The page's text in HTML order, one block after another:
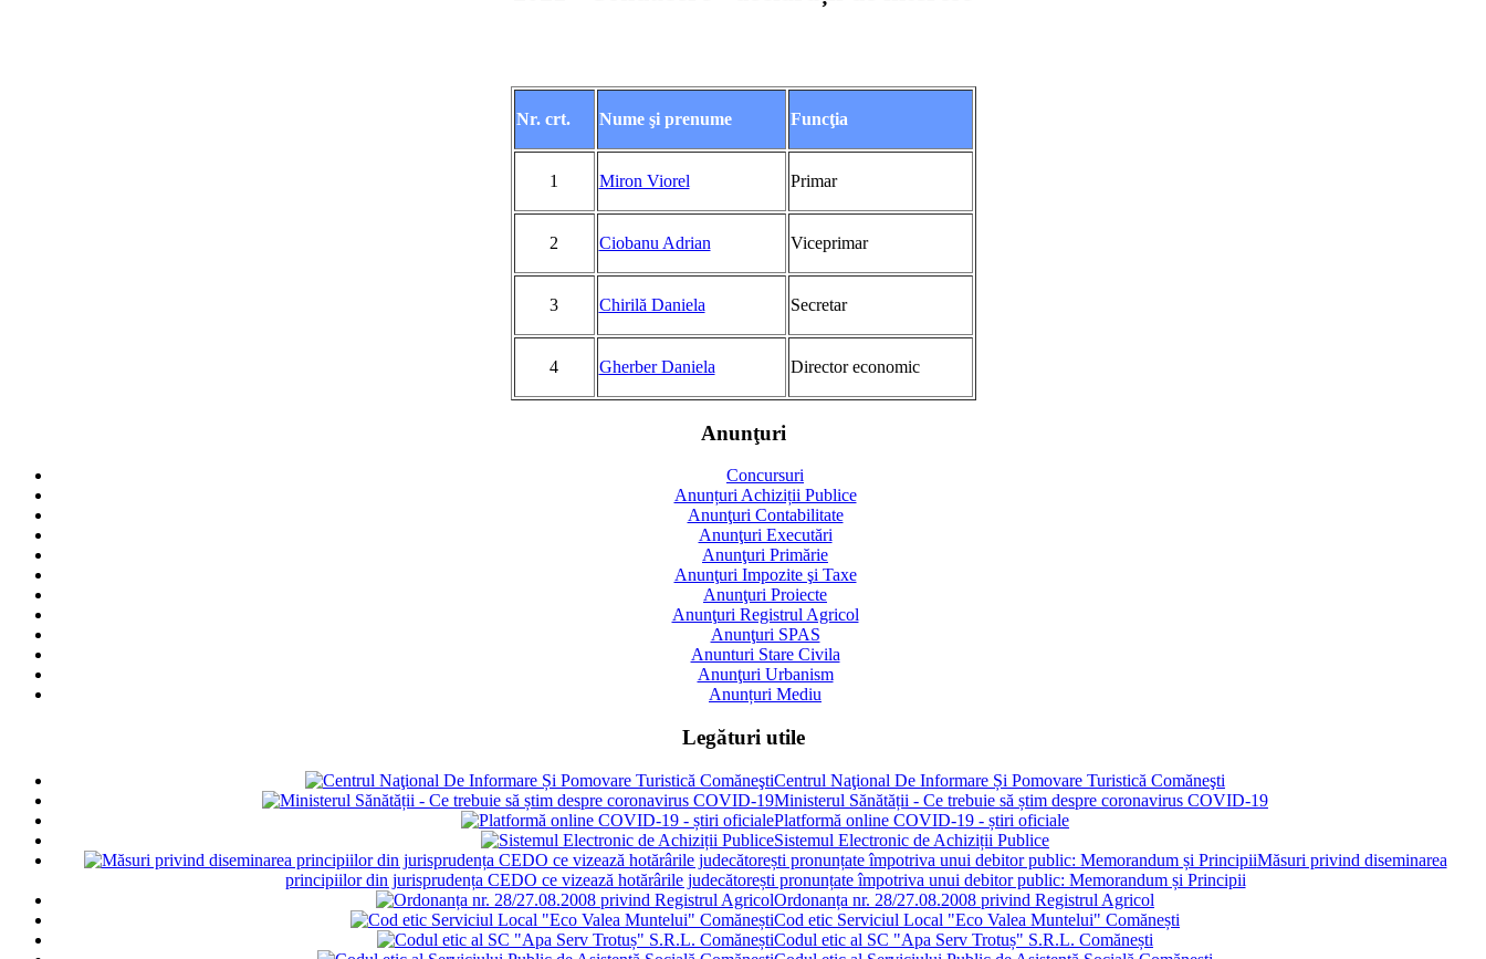
Nr. crt. Nume şi prenume Funcţia
1 Miron Viorel Primar
2 Ciobanu Adrian Viceprimar
3 Chirilă Daniela Secretar
4 Gherber Daniela Director economic
Anunţuri
Concursuri
Anunțuri Achiziții Publice
Anunţuri Contabilitate
Anunţuri Executări
Anunţuri Primărie
Anunţuri Impozite şi Taxe
Anunţuri Proiecte
Anunţuri Registrul Agricol
Anunţuri SPAS
Anunturi Stare Civila
Anunţuri Urbanism
Anunțuri Mediu
Legături utile
Centrul Naţional De Informare Și Pomovare Turistică Comăneşti
Ministerul Sănătății - Ce trebuie să știm despre coronavirus COVID-19
Platformă online COVID-19 - știri oficiale
Sistemul Electronic de Achiziții Publice
Măsuri privind diseminarea
principiilor din jurisprudența CEDO ce vizează hotărârile judecătorești pronunțate împotriva unui debitor public: Memorandum și Principii
Ordonanța nr. 28/27.08.2008 privind Registrul Agricol
Cod etic Serviciul Local "Eco Valea Muntelui" Comănești
Codul etic al SC "Apa Serv Trotuș" S.R.L. Comănești